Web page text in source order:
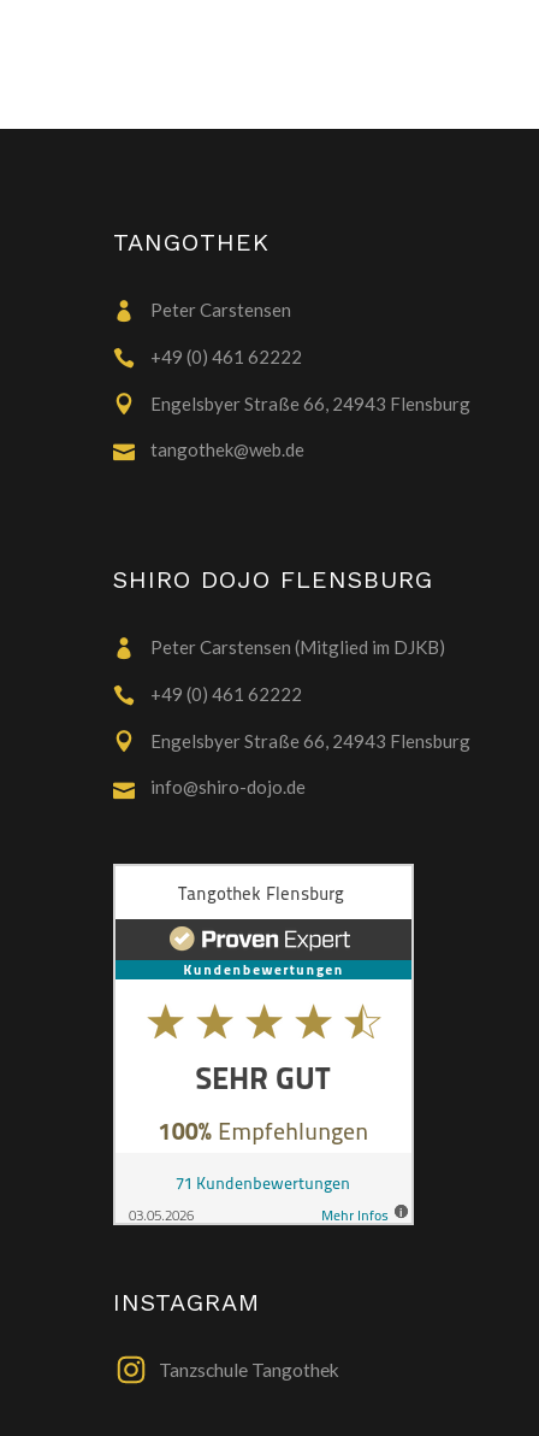
TANGOTHEK
Peter Carstensen
+49 (0) 461 62222
Engelsbyer Straße 66, 24943 Flensburg
tangothek@web.de
SHIRO DOJO FLENSBURG
Peter Carstensen (Mitglied im DJKB)
+49 (0) 461 62222
Engelsbyer Straße 66, 24943 Flensburg
info@shiro-dojo.de
INSTAGRAM
Tanzschule Tangothek